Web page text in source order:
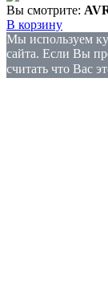
Вы смотрите:
В корзину
Мы используем
сайта. Если Вы
считать что Вас